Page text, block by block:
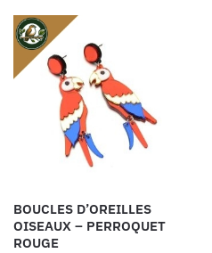
BOUCLES D’OREILLES
OISEAUX – PERROQUET
ROUGE